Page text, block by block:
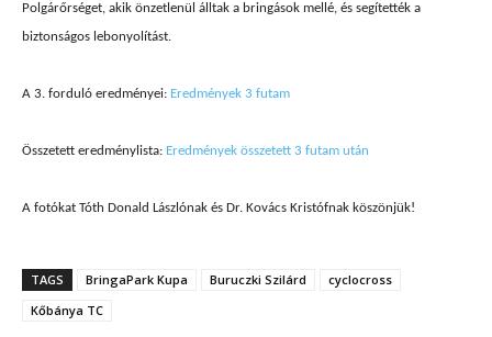
Polgárőrséget, akik önzetlenül álltak a bringások mellé, és segítették a
biztonságos lebonyolítást.
A 3. forduló eredményei: Eredmények 3 futam
Összetett eredménylista: Eredmények összetett 3 futam után
A fotókat Tóth Donald Lászlónak és Dr. Kovács Kristófnak köszönjük!
TAGS BringaPark Kupa Buruczki Szilárd
cyclocross
Kőbánya TC